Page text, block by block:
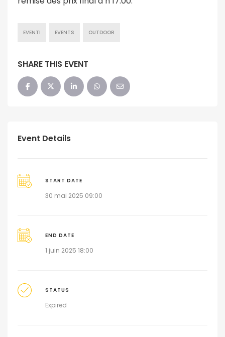
EVENTI EVENTS OUTDOOR
SHARE THIS EVENT
Event Details
START DATE
30 mai 2025 09:00
END DATE
1 juin 2025 18:00
STATUS
Expired